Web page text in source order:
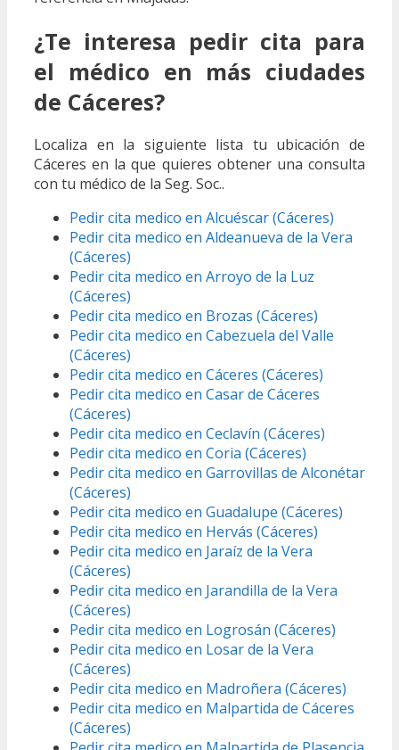
¿Te interesa pedir cita para
el médico en más ciudades
de Cáceres?
Localiza en la siguiente lista tu ubicación de
Cáceres en la que quieres obtener una consulta
con tu médico de la Seg. Soc..
Pedir cita medico en Alcuéscar (Cáceres)
Pedir cita medico en Aldeanueva de la Vera
(Cáceres)
Pedir cita medico en Arroyo de la Luz
(Cáceres)
Pedir cita medico en Brozas (Cáceres)
Pedir cita medico en Cabezuela del Valle
(Cáceres)
Pedir cita medico en Cáceres (Cáceres)
Pedir cita medico en Casar de Cáceres
(Cáceres)
Pedir cita medico en Ceclavín (Cáceres)
Pedir cita medico en Coria (Cáceres)
Pedir cita medico en Garrovillas de Alconétar
(Cáceres)
Pedir cita medico en Guadalupe (Cáceres)
Pedir cita medico en Hervás (Cáceres)
Pedir cita medico en Jaraíz de la Vera
(Cáceres)
Pedir cita medico en Jarandilla de la Vera
(Cáceres)
Pedir cita medico en Logrosán (Cáceres)
Pedir cita medico en Losar de la Vera
(Cáceres)
Pedir cita medico en Madroñera (Cáceres)
Pedir cita medico en Malpartida de Cáceres
(Cáceres)